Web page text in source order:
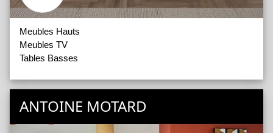
Meubles Hauts
Meubles TV
Tables Basses
ANTOINE MOTARD